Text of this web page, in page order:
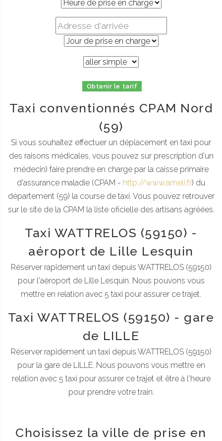
Obtenir le tarif
Taxi conventionnés CPAM Nord
(59)
Si vous souhaitez effectuer un déplacement en taxi pour
des raisons médicales, vous pouvez sur prescription d'un
médecin) faire prendre en charge par la caisse primaire
d'assurance maladie (CPAM - http://www.ameli.fr) du
département (59) la course de taxi. Vous pouvez retrouver
sur le site de la CPAM la liste oficielle des artisans agréées.
Taxi WATTRELOS (59150) -
aéroport de Lille Lesquin
Réserver rapidement un taxi depuis WATTRELOS (59150)
pour l'aéroport de Lille Lesquin. Nous pouvons vous
mettre en relation avec 5 taxi pour assurer ce trajet.
Taxi WATTRELOS (59150) - gare
de LILLE
Réserver rapidement un taxi depuis WATTRELOS (59150)
pour la gare de LILLE. Nous pouvons vous mettre en
relation avec 5 taxi pour assurer ce trajet et être à l'heure
pour prendre votre train.
Choisissez la ville de prise en